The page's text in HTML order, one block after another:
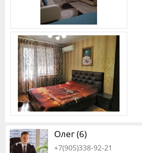
Олег (6)
+7(905)338-92-21